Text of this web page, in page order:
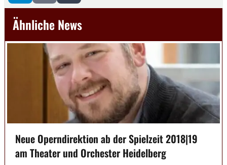
Ähnliche News
Neue Operndirektion ab der Spielzeit 2018|19
am Theater und Orchester Heidelberg